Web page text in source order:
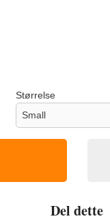
Størrelse
Del dette